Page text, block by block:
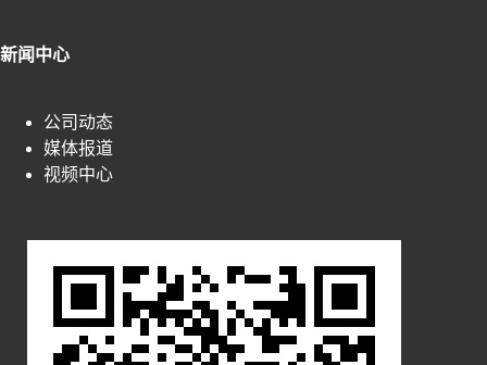
新闻中心
公司动态
媒体报道
视频中心